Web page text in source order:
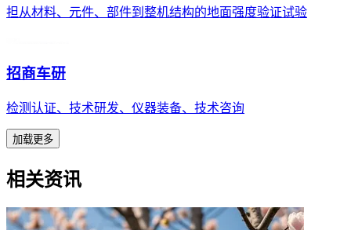
担从材料、元件、部件到整机结构的地面强度验证试验
招商车研
检测认证、技术研发、仪器装备、技术咨询
加载更多
相关资讯